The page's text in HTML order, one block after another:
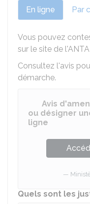
En ligne Par
Vous pouvez
sur le site de l'
Consultez l'avis
démarche.
Avis
ou désigner
ligne
Quels sont les